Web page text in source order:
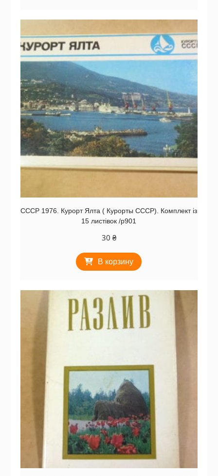
СССР 1976. Курорт Ялта ( Курорты СССР). Комплект із
15 листівок /р901
30 ₴
В корзину